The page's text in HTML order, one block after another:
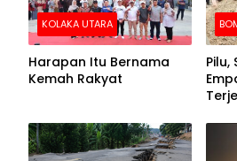
KOLAKA UTARA
Harapan Itu Bernama
Kemah Rakyat